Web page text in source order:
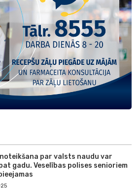
par valsts naudu var
gadu. Veselības polises senioriem